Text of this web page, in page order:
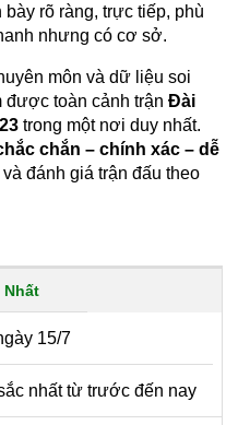
bày rõ ràng, trực tiếp, phù
nhưng có cơ sở.
môn và dữ liệu soi
được toàn cảnh trận Đài
trong một nơi duy nhất.
chắn – chính xác – dễ
đánh giá trận đấu theo
Nhất
15/7
nhất từ trước đến nay